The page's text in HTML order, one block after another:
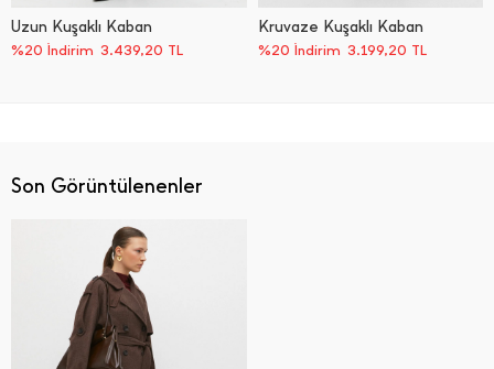
Uzun Kuşaklı Kaban
%20 İndirim 3.439,20 TL
Kruvaze Kuşaklı Kaban
%20 İndirim 3.199,20 TL
Son Görüntülenenler